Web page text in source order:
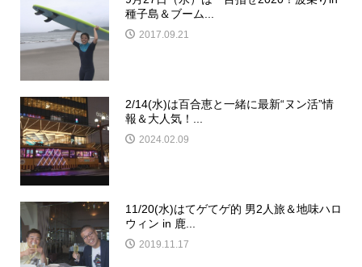
種子島＆ブーム...
2017.09.21
2/14(水)は百合恵と一緒に最新“ヌン活”情
報＆大人気！...
2024.02.09
11/20(水)はてゲてゲ的 男2人旅＆地味ハロ
ウィン in 鹿...
2019.11.17